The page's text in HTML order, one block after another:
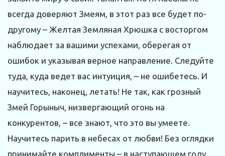
всегда доверяют Змеям, в этот раз все будет по-
другому – Желтая Земляная Хрюшка с восторгом
наблюдает за вашими успехами, оберегая от
ошибок и указывая верное направление. Следуйте
туда, куда ведет вас интуиция, – не ошибетесь. И
научитесь, наконец, летать! Не так, как грозный
Змей Горыныч, низвергающий огонь на
конкурентов, – все знают, что это вы умеете.
Научитесь парить в небесах от любви! Без оглядки
принимайте комплименты – в наступающем году